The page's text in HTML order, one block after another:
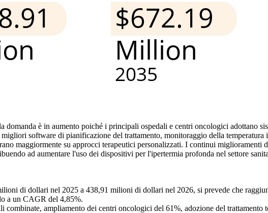
è in aumento poiché i principali ospedali e centri oncologici adottano
software di pianificazione del trattamento, monitoraggio della
maggiormente su approcci terapeutici personalizzati. I continui
ad aumentare l'uso dei dispositivi per l'ipertermia profonda nel settore
di dollari nel 2025 a 438,91 milioni di dollari nel 2026, si prevede che
a un CAGR del 4,85%.
combinate, ampliamento dei centri oncologici del 61%, adozione del